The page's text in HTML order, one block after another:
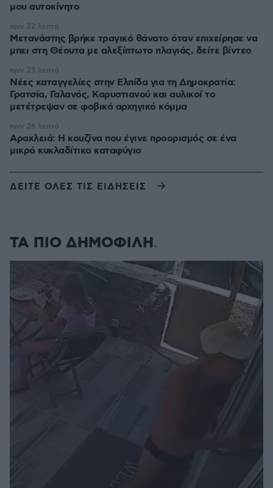
μου αυτοκίνητο
Μετανάστης βρήκε τραγικό θάνατο όταν επιχείρησε να
μπει στη Θέουτα με αλεξίπτωτο πλαγιάς, δείτε βίντεο
πριν 22 λεπτά
Νέες καταγγελίες στην Ελπίδα για τη Δημοκρατία:
Γρατσία, Γαλανός, Καρυστιανού και αυλικοί το
μετέτρεψαν σε φοβικό αρχηγικό κόμμα
πριν 23 λεπτά
Αρακλειά: Η κουζίνα που έγινε προορισμός σε ένα
μικρό κυκλαδίτικο καταφύγιο
πριν 26 λεπτά
ΔΕΙΤΕ ΟΛΕΣ ΤΙΣ ΕΙΔΗΣΕΙΣ
ΤΑ ΠΙΟ ΔΗΜΟΦΙΛΗ